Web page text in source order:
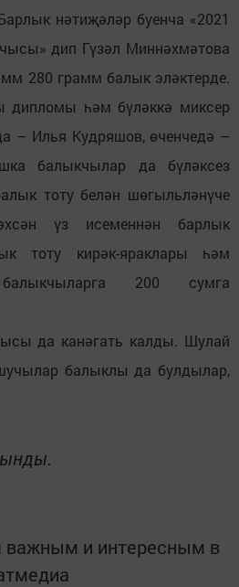
нәтиҗәләр буенча «2021
дип Гүзәл Миннәхмәтова
280 грамм балык эләктерде.
һәм бүләккә миксер
– Илья Кудряшов, өченчедә –
балыкчылар да бүләксез
тоту белән шөгыльләнүче
үз исеменнән барлык
тоту кирәк-яраклары һәм
200 сумга
да канәгать калды. Шулай
балыклы да булдылар,
и интересным в